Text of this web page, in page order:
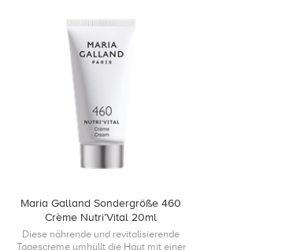
Maria Galland Sondergröße 460
Crème Nutri’Vital 20ml
Diese nährende und revitalisierende
Tagescreme umhüllt die Haut mit einer